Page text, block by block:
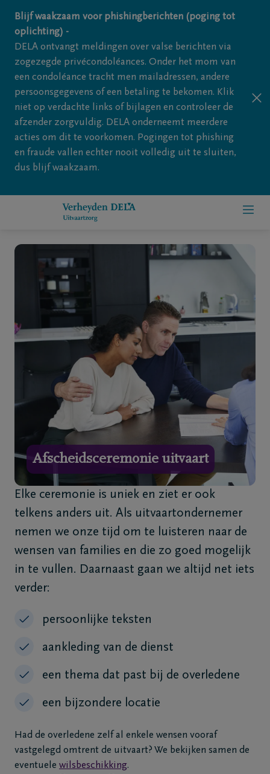
Overslaan en naar inhoud gaan
Blijf waakzaam voor phishingberichten (poging tot
oplichting) -
DELA ontvangt meldingen over valse berichten via
zogezegde privécondoléances. Onder het mom van
een condoléance tracht men mailadressen, andere
persoonsgegevens of een betaling te bekomen. Klik
niet op verdachte links of bijlagen en controleer de
afzender zorgvuldig. DELA onderneemt meerdere
acties om dit te voorkomen. Pogingen tot phishing
en fraude vallen echter nooit volledig uit te sluiten,
dus blijf waakzaam.
zijn
we
Contact
Uitvaart
regelen
uitvaartcentrum
Veelgestelde
vragen
overlijden
93
19
Massemen
Afscheidsceremonie uitvaart
Elke ceremonie is uniek en ziet er ook
telkens anders uit. Als uitvaartondernemer
nemen we onze tijd om te luisteren naar de
wensen van families en die zo goed mogelijk
in te vullen. Daarnaast gaan we altijd net iets
verder:
persoonlijke teksten
aankleding van de dienst
een thema dat past bij de overledene
een bijzondere locatie
Had de overledene zelf al enkele wensen vooraf
vastgelegd omtrent de uitvaart? We bekijken samen de
eventuele wilsbeschikking.